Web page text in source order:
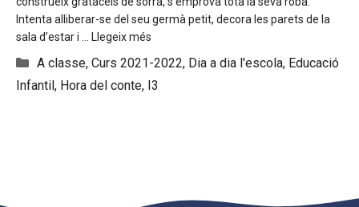
Intenta alliberar-se del seu germà petit, decora les parets de la
sala d’estar i …
Llegeix més
Categories
A classe, Curs 2021-2022, Dia a dia l'escola, Educació
Infantil, Hora del conte, I3